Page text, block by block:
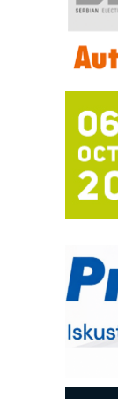
IB
–
era